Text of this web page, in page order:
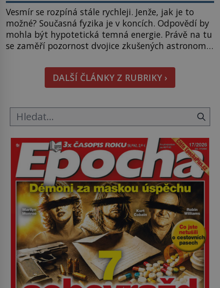
Vesmír se rozpíná stále rychleji. Jenže, jak je to
možné? Současná fyzika je v koncích. Odpovědí by
mohla být hypotetická temná energie. Právě na tu
se zaměří pozornost dvojice zkušených astronomů.
hmatatelnějšího. Naprosto rekordní kometu!
Astronomové Pedro Bernardinelli a Gary Bernstein
mravenčí prací zkoumají archivní snímky v rámci
DALŠÍ ČLÁNKY Z RUBRIKY ›